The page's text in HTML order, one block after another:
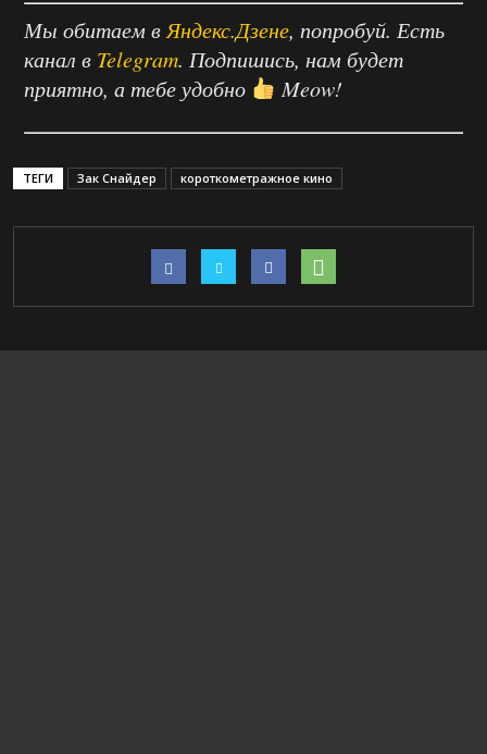
Мы обитаем в Яндекс.Дзене, попробуй. Есть
канал в Telegram. Подпишись, нам будет
приятно, а тебе удобно
Meow!
ТЕГИ Зак Снайдер короткометражное кино